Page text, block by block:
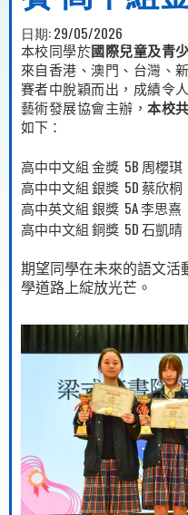
日期:29/05/2026
本校同學於國際兒童及青
來自香港、澳門、台灣、
賽者中脫穎而出，成績令
藝術發展協會主辦，本校
如下：
高中中文組 金獎 5B 周櫻琪
高中中文組 銀獎 5D 蔡欣桐
高中英文組 銀獎 5A李思熹
高中中文組 銅獎 5D 石凱晴
期望同學在未來的語文活
學道路上綻放光芒。